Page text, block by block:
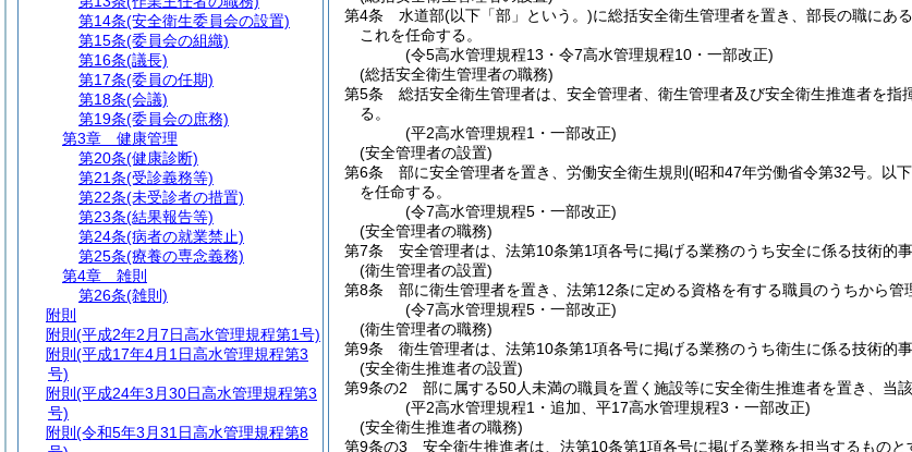
第4条
水道部(以下「部」という。)に総括安全衛生管理者を置き、部長の職にあ
これを任命する。
(令5高水管理規程13・令7高水管理規程10・一部改正)
(総括安全衛生管理者の職務)
第5条
総括安全衛生管理者は、安全管理者、衛生管理者及び安全衛生推進者を
る。
(平2高水管理規程1・一部改正)
(安全管理者の設置)
第6条
部に安全管理者を置き、労働安全衛生規則 (昭和47年労働省令第32号。以
を任命する。
(令7高水管理規程5・一部改正)
(安全管理者の職務)
第7条
安全管理者は、法第10条第1項各号に掲げる業務のうち安全に係る技術的
(衛生管理者の設置)
第8条
部に衛生管理者を置き、法第12条に定める資格を有する職員のうちから管
(令7高水管理規程5・一部改正)
(衛生管理者の職務)
第9条
衛生管理者は、法第10条第1項各号に掲げる業務のうち衛生に係る技術的
(安全衛生推進者の設置)
第9条の2
部に属する50人未満の職員を置く施設等に安全衛生推進者を置き、当
(平2高水管理規程1・追加、平17高水管理規程3・一部改正)
(安全衛生推進者の職務)
第9条の3
安全衛生推進者は、法第10条第1項各号に掲げる業務を担当するものと
第14条(安全衛生委員会の設置)
第15条(委員会の組織)
第16条(議長)
第17条(委員の任期)
第18条(会議)
第19条(委員会の庶務)
第3章
健康管理
第20条(健康診断)
第21条(受診義務等)
第22条(未受診者の措置)
第23条(結果報告等)
第24条(病者の就業禁止)
第25条(療養の専念義務)
第4章
雑則
第26条(雑則)
附則
附則 (平成2年2月7日高水管理規程第1号)
附則 (平成17年4月1日高水管理規程第3
号)
附則 (平成24年3月30日高水管理規程第3
号)
附則 (令和5年3月31日高水管理規程第8